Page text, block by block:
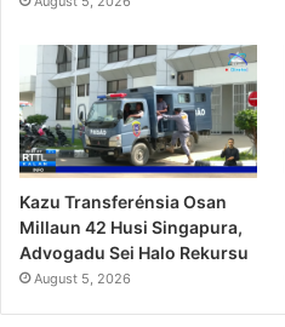
Kazu Transferénsia Osan
Millaun 42 Husi Singapura,
Advogadu Sei Halo Rekursu
August 5, 2026